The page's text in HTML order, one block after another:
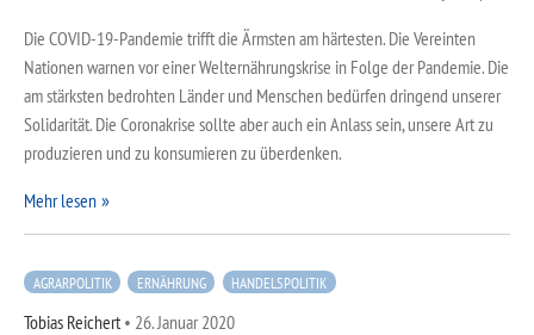
Die COVID-19-Pandemie trifft die Ärmsten am härtesten. Die Vereinten
Nationen warnen vor einer Welternährungskrise in Folge der Pandemie. Die
am stärksten bedrohten Länder und Menschen bedürfen dringend unserer
Solidarität. Die Coronakrise sollte aber auch ein Anlass sein, unsere Art zu
produzieren und zu konsumieren zu überdenken.
Mehr lesen
AGRARPOLITIK ERNÄHRUNG HANDELSPOLITIK
Tobias Reichert • 26. Januar 2020